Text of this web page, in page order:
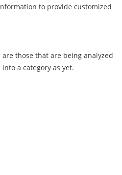
to provide customized
those that are being analyzed
a category as yet.